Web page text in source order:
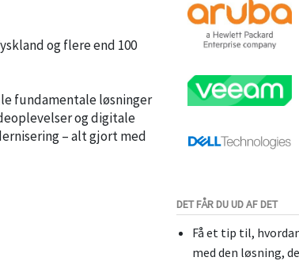
og flere end 100
fundamentale løsninger
og digitale
– alt gjort med
DET FÅR DU UD AF DET
Få et tip til,
med den løsning,